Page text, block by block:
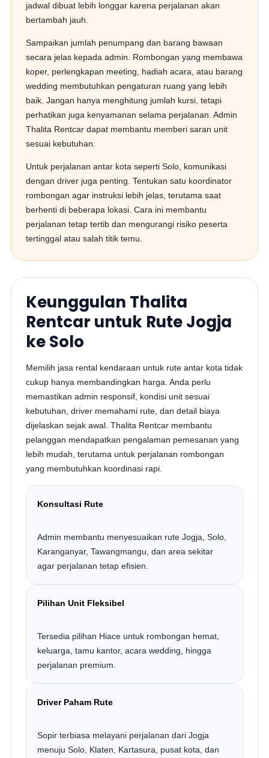
jadwal dibuat lebih longgar karena perjalanan akan
bertambah jauh.
Sampaikan jumlah penumpang dan barang bawaan
secara jelas kepada admin. Rombongan yang membawa
koper, perlengkapan meeting, hadiah acara, atau barang
wedding membutuhkan pengaturan ruang yang lebih
baik. Jangan hanya menghitung jumlah kursi, tetapi
perhatikan juga kenyamanan selama perjalanan. Admin
Thalita Rentcar dapat membantu memberi saran unit
sesuai kebutuhan.
Untuk perjalanan antar kota seperti Solo, komunikasi
dengan driver juga penting. Tentukan satu koordinator
rombongan agar instruksi lebih jelas, terutama saat
berhenti di beberapa lokasi. Cara ini membantu
perjalanan tetap tertib dan mengurangi risiko peserta
tertinggal atau salah titik temu.
Keunggulan Thalita
Rentcar untuk Rute Jogja
ke Solo
Memilih jasa rental kendaraan untuk rute antar kota tidak
cukup hanya membandingkan harga. Anda perlu
memastikan admin responsif, kondisi unit sesuai
kebutuhan, driver memahami rute, dan detail biaya
dijelaskan sejak awal. Thalita Rentcar membantu
pelanggan mendapatkan pengalaman pemesanan yang
lebih mudah, terutama untuk perjalanan rombongan
yang membutuhkan koordinasi rapi.
Konsultasi Rute
Admin membantu menyesuaikan rute Jogja, Solo,
Karanganyar, Tawangmangu, dan area sekitar
agar perjalanan tetap efisien.
Pilihan Unit Fleksibel
Tersedia pilihan Hiace untuk rombongan hemat,
keluarga, tamu kantor, acara wedding, hingga
perjalanan premium.
Driver Paham Rute
Sopir terbiasa melayani perjalanan dari Jogja
menuju Solo, Klaten, Kartasura, pusat kota, dan